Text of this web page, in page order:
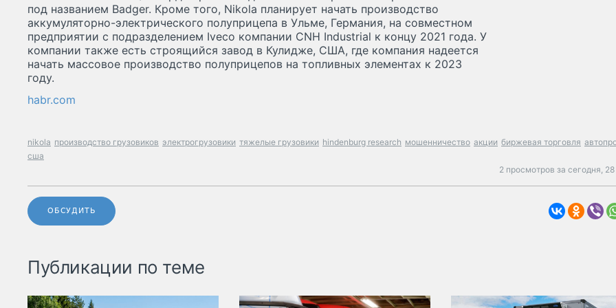
под названием Badger. Кроме того, Nikola планирует начать производство
аккумуляторно-электрического полуприцепа в Ульме, Германия, на совместном
предприятии с подразделением Iveco компании CNH Industrial к концу 2021 года. У
компании также есть строящийся завод в Кулидже, США, где компания надеется
начать массовое производство полуприцепов на топливных элементах к 2023
году.
habr.com
nikola производство грузовиков электрогрузовики тяжелые грузовики hindenburg research мошенничество акции биржевая торговля
сша
2 просмотров за сегодня,
ОБСУДИТЬ
Публикации по теме